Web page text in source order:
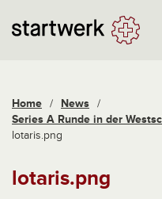
Home / News /
Series A Runde in der
lotaris.png
lotaris.png